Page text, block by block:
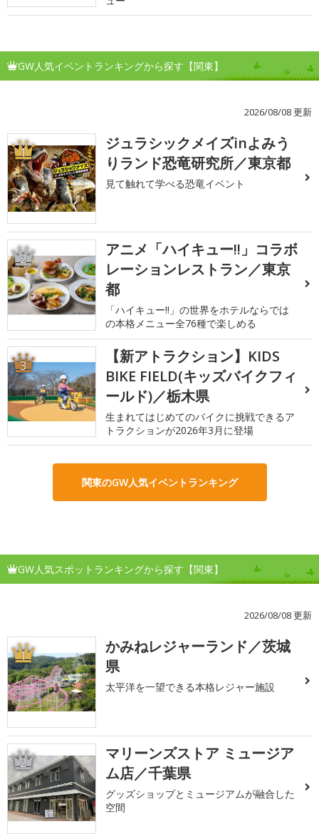
GW人気イベントランキングから探す【関東】
2026/08/08 更新
1
ジュラシックメイズinよみう
りランド恐竜研究所／東京都
見て触れて学べる恐竜イベント
2
アニメ「ハイキュー!!」コラボ
レーションレストラン／東京
都
「ハイキュー!!」の世界をホテルならでは
の本格メニュー全76種で楽しめる
3
【新アトラクション】KIDS
BIKE FIELD(キッズバイクフィ
ールド)／栃木県
生まれてはじめてのバイクに挑戦できるア
トラクションが2026年3月に登場
関東のGW人気イベントランキング
GW人気スポットランキングから探す【関東】
2026/08/08 更新
1
かみねレジャーランド／茨城
県
太平洋を一望できる本格レジャー施設
2
マリーンズストア ミュージア
ム店／千葉県
グッズショップとミュージアムが融合した
空間